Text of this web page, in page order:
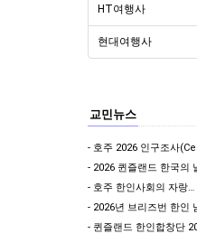
HT여행사
현대여행사
교민뉴스
- 퀸즐랜드 한인합창단